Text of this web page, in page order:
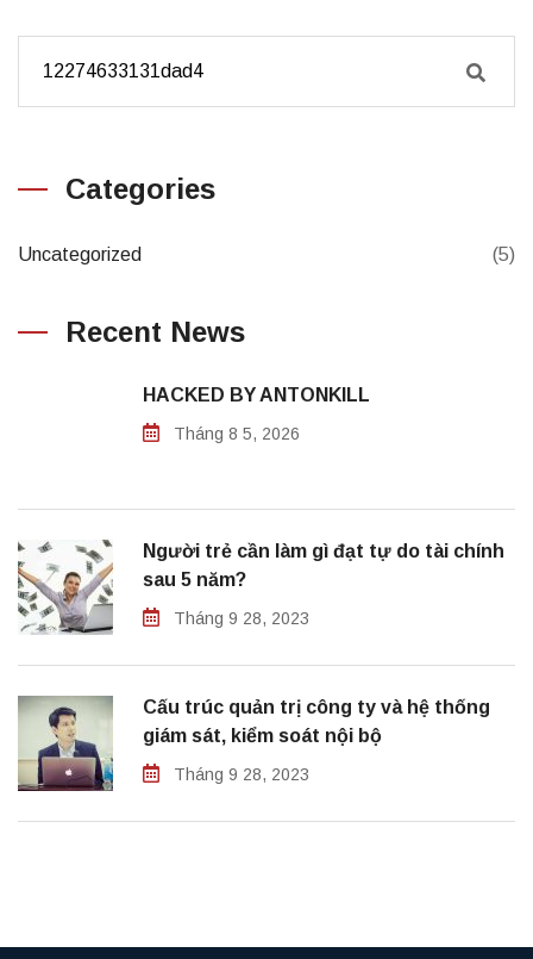
Categories
Uncategorized (5)
Recent News
HACKED BY ANTONKILL
Tháng 8 5, 2026
Người trẻ cần làm gì đạt tự do tài chính
sau 5 năm?
Tháng 9 28, 2023
Cấu trúc quản trị công ty và hệ thống
giám sát, kiểm soát nội bộ
Tháng 9 28, 2023